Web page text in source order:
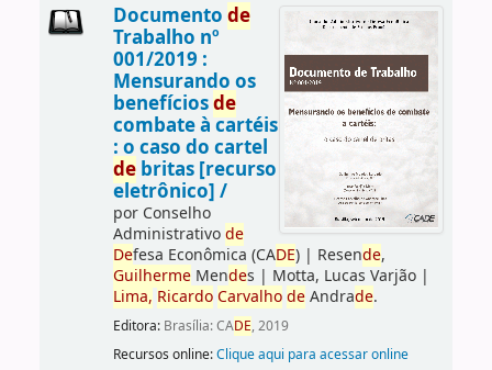
Documento de
Trabalho nº
001/2019 :
Mensurando os
benefíciosde
combate à cartéis
: o caso do cartel
debritas [recurso
eletrônico] /
por Conselho
Administrativode
Defesa Econômica (CADE)| Resende,
GuilhermeMendes | Motta, Lucas Varjão|
Lima, Ricardo Carvalho deAndrade.
Editora: Brasília: CADE, 2019
Recursos online:Clique aqui para acessar online